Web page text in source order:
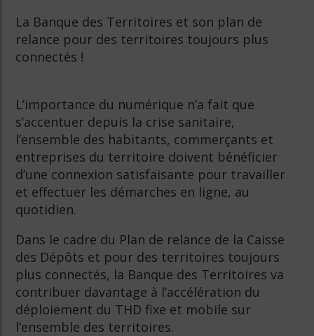
La Banque des Territoires et son plan de
relance pour des territoires toujours plus
connectés !
L’importance du numérique n’a fait que
s’accentuer depuis la crise sanitaire,
l’ensemble des habitants, commerçants et
entreprises du territoire doivent bénéficier
d’une connexion satisfaisante pour travailler
et effectuer les démarches en ligne, au
quotidien.
Dans le cadre du Plan de relance de la Caisse
des Dépôts et pour des territoires toujours
plus connectés, la Banque des Territoires va
contribuer davantage à l’accélération du
déploiement du THD fixe et mobile sur
l’ensemble des territoires.